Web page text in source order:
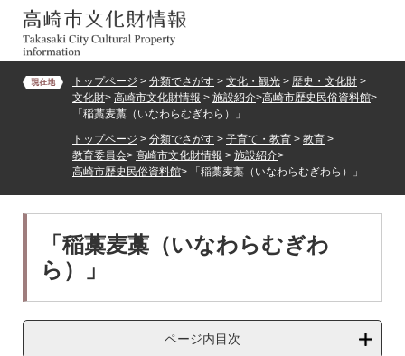
の
ー
文
トップページ > 分類でさがす > 文化・観光 > 歴史・文化財 >
文化財> 高崎市文化財情報 > 施設紹介>高崎市歴史民俗資料館>
「稲藁麦藁（いなわらむぎわら）」
トップページ > 分類でさがす > 子育て・教育 > 教育 >
教育委員会> 高崎市文化財情報 > 施設紹介>
高崎市歴史民俗資料館> 「稲藁麦藁（いなわらむぎわら）」
「稲藁麦藁（いなわらむぎわ
ら）」
ページ内目次